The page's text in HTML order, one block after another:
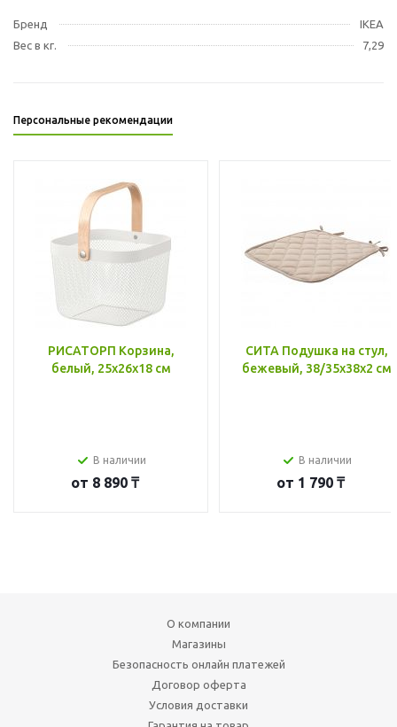
Бренд
IKEA
Вес в кг.
7,29
Персональные рекомендации
РИСАТОРП Корзина,
белый, 25x26x18 см
В наличии
от 8 890 ₸
СИТА Подушка на стул,
бежевый, 38/35x38x2 см
В наличии
от 1 790 ₸
О компании
Магазины
Безопасность онлайн платежей
Договор оферта
Условия доставки